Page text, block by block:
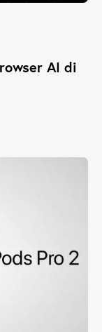
AI di